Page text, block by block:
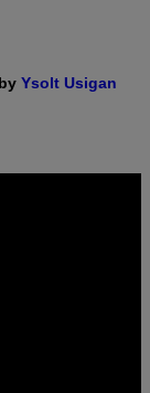
Ysolt Usigan